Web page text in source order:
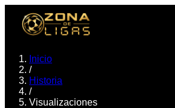
Inicio
/
Historia
/
Visualizaciones